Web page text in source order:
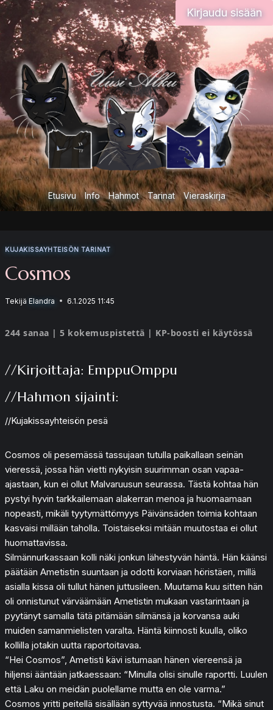
Siirry
sisältöön
Kirjaudu sisään
Etusivu Info Hahmot Tarinat Vieraskirja
KUJAKISSAYHTEISÖN TARINAT
Cosmos
Tekijä Elandra 6.1.2025 11:45
244 sanaa | 5 kokemuspistettä | KP-boosti ei käytössä
//Kirjoittaja: EmppuOmppu
//Hahmon sijainti:
//Kujakissayhteisön pesä
Cosmos oli pesemässä tassujaan tutulla paikallaan seinän
vieressä, jossa hän vietti nykyisin suurimman osan vapaa-
ajastaan, kun ei ollut Malvaruusun seurassa. Tästä kohtaa hän
pystyi hyvin tarkkailemaan alakerran menoa ja huomaamaan
nopeasti, mikäli tyytymättömyys Päivänsäden toimia kohtaan
kasvaisi millään taholla. Toistaiseksi mitään muutostaa ei ollut
huomattavissa.
Silmännurkassaan kolli näki jonkun lähestyvän häntä. Hän käänsi
päätään Ametistin suuntaan ja odotti korviaan höristäen, millä
asialla kissa oli tullut hänen juttusileen. Muutama kuu sitten hän
oli onnistunut värväämään Ametistin mukaan vastarintaan ja
pyytänyt samalla tätä pitämään silmänsä ja korvansa auki
muiden samanmielisten varalta. Häntä kiinnosti kuulla, oliko
kollilla jotakin uutta raportoitavaa.
“Hei Cosmos”, Ametisti kävi istumaan hänen viereensä ja
hiljensi ääntään jatkaessaan: “Minulla olisi sinulle raportti. Luulen
että Laku on meidän puolellame mutta en ole varma.”
Cosmos yritti peitellä sisällään syttyvää innostusta. “Mikä sinut